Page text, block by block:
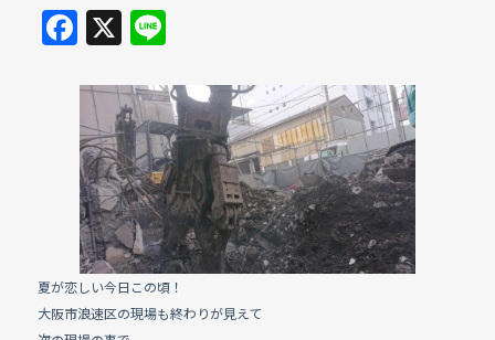
F
a
c
e
b
o
o
k
X Li
e
夏が恋しい今日この頃！
大阪市浪速区の現場も終わりが見えて